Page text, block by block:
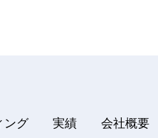
ング 実績 会社概要